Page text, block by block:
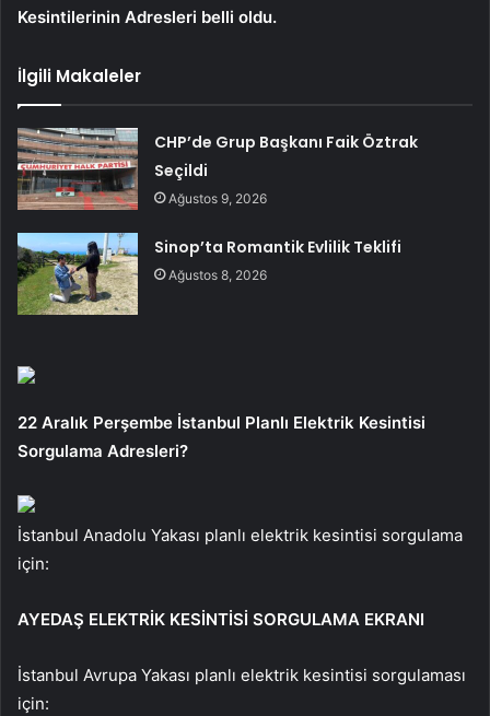
Kesintilerinin Adresleri belli oldu.
İlgili Makaleler
CHP’de Grup Başkanı Faik Öztrak
Seçildi
Ağustos 9, 2026
Sinop’ta Romantik Evlilik Teklifi
Ağustos 8, 2026
22 Aralık Perşembe İstanbul Planlı Elektrik Kesintisi
Sorgulama Adresleri?
İstanbul Anadolu Yakası planlı elektrik kesintisi sorgulama
için:
AYEDAŞ ELEKTRİK KESİNTİSİ SORGULAMA EKRANI
İstanbul Avrupa Yakası planlı elektrik kesintisi sorgulaması
için: